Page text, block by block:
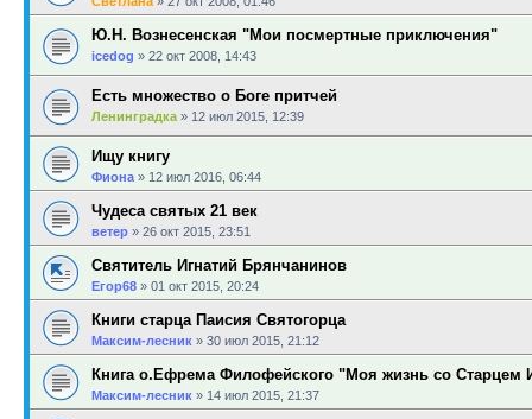
Ю.Н. Вознесенская "Мои посмертные приключения"
icedog » 22 окт 2008, 14:43
Есть множество о Боге притчей
Ленинградка » 12 июл 2015, 12:39
Ищу книгу
Фиона » 12 июл 2016, 06:44
Чудеса святых 21 век
ветер » 26 окт 2015, 23:51
Святитель Игнатий Брянчанинов
Егор68 » 01 окт 2015, 20:24
Книги старца Паисия Святогорца
Максим-лесник » 30 июл 2015, 21:12
Книга о.Ефрема Филофейского "Моя жизнь со Старцем
Максим-лесник » 14 июл 2015, 21:37